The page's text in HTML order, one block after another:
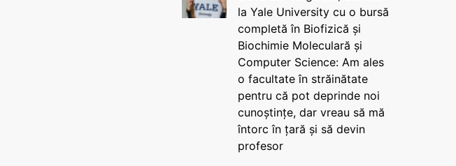
la Yale University cu o bursă
completă în Biofizică și
Biochimie Moleculară și
Computer Science: Am ales
o facultate în străinătate
pentru că pot deprinde noi
cunoștințe, dar vreau să mă
întorc în țară și să devin
profesor